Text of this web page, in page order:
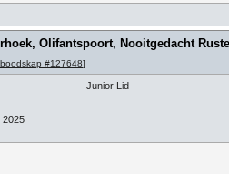
Olifantspoort, Nooitgedacht
boodskap #127648]
2025
Junior Lid